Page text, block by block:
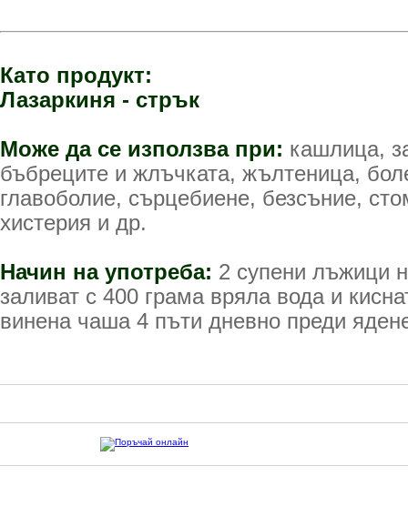
Като продукт:
Лазаркиня - стрък
Може да се използва при: кашлица,
бъбреците и жлъчката, жълтеница,
главоболие, сърцебиене, безсъние,
хистерия и др.
Начин на употреба: 2 супени лъжици
заливат с 400 грама вряла вода и
винена чаша 4 пъти дневно преди